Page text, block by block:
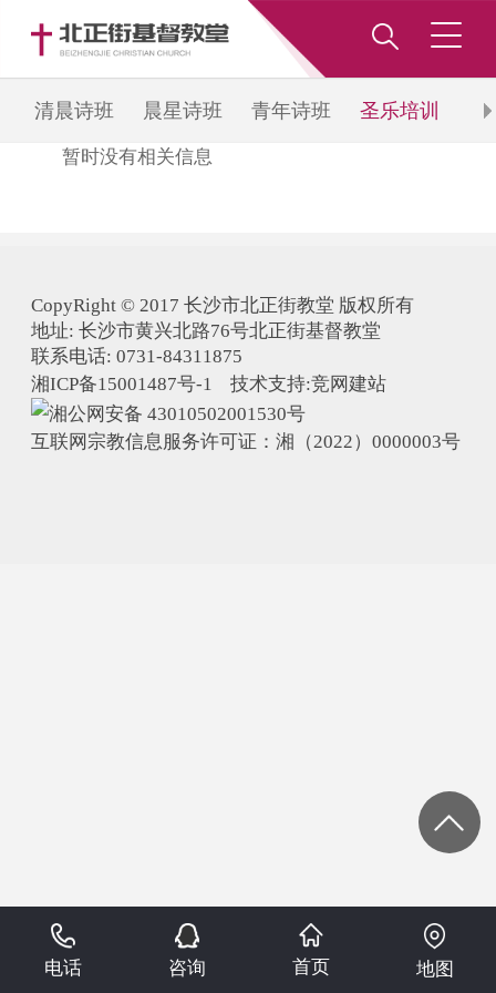
清晨诗班 晨星诗班 青年诗班 圣乐培训
暂时没有相关信息
CopyRight © 2017 长沙市北正街教堂 版权所有
地址: 长沙市黄兴北路76号北正街基督教堂
联系电话: 0731-84311875
湘ICP备15001487号-1 技术支持:竞网建站
湘公网安备 43010502001530号
互联网宗教信息服务许可证：湘（2022）0000003号
电话 咨询 首页 地图